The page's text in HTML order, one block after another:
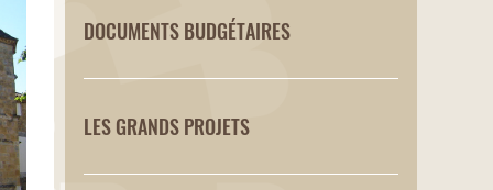
DOCUMENTS BUDGÉTAIRES
LES GRANDS PROJETS